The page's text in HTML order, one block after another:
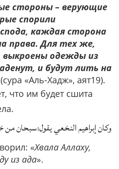
стороны – верующие
спорили
каждая сторона
права. Для тех же,
одежды из
и будут лить на
«Аль-Хадж», аят19).
что им будет сшита
وكان إبراهيم النخعي يقول:سبحان من
«Хвала Аллаху,
из ада».